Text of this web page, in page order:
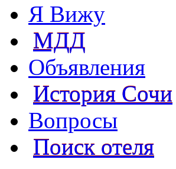
Я Вижу
МДД
Объявления
История Сочи
Вопросы
Поиск отеля